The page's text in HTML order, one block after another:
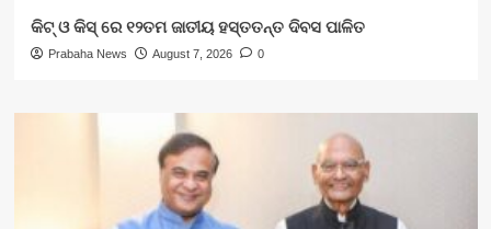
କିଟ୍‍ ଓ କିସ୍‍ ରେ ୧୨ତମ ଜାତୀୟ ହସ୍ତତନ୍ତ ଦିବସ ପାଳିତ
Prabaha News August 7, 2026 0